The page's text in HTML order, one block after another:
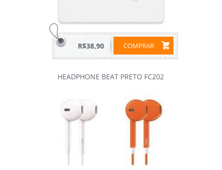
COMPRAR
R$38,90
HEADPHONE BEAT PRETO FC202